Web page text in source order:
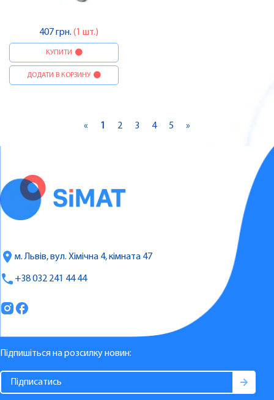
407 грн. (1 шт.)
КУПИТИ
ДОДАТИ В КОРЗИНУ
« 1 2 3 4 5 »
м. Львів, вул. Хімічна 4, кімната 47
+38 032 241 44 44
Підпишіться на розсилку новин: